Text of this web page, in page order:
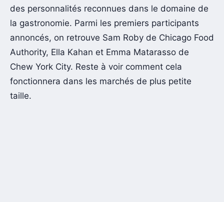
des personnalités reconnues dans le domaine de
la gastronomie. Parmi les premiers participants
annoncés, on retrouve Sam Roby de Chicago Food
Authority, Ella Kahan et Emma Matarasso de
Chew York City. Reste à voir comment cela
fonctionnera dans les marchés de plus petite
taille.